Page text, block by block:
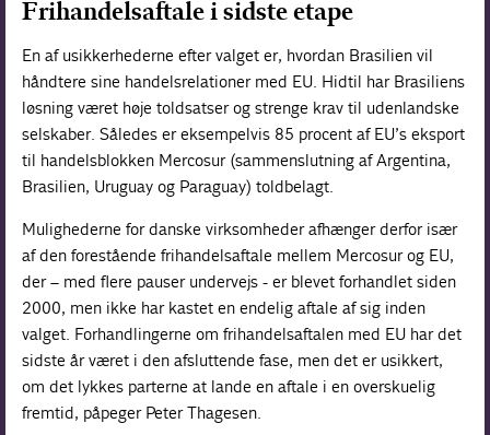
Frihandelsaftale i sidste etape
En af usikkerhederne efter valget er, hvordan Brasilien vil
håndtere sine handelsrelationer med EU. Hidtil har Brasiliens
løsning været høje toldsatser og strenge krav til udenlandske
selskaber. Således er eksempelvis 85 procent af EU’s eksport
til handelsblokken Mercosur (sammenslutning af Argentina,
Brasilien, Uruguay og Paraguay) toldbelagt.
Mulighederne for danske virksomheder afhænger derfor især
af den forestående frihandelsaftale mellem Mercosur og EU,
der – med flere pauser undervejs - er blevet forhandlet siden
2000, men ikke har kastet en endelig aftale af sig inden
valget. Forhandlingerne om frihandelsaftalen med EU har det
sidste år været i den afsluttende fase, men det er usikkert,
om det lykkes parterne at lande en aftale i en overskuelig
fremtid, påpeger Peter Thagesen.